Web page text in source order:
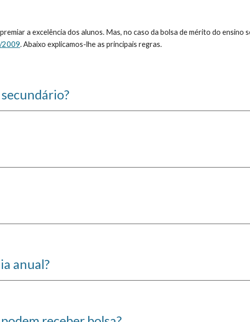
a excelência dos alunos. Mas, no caso da bolsa de mérito do ensino
2009. Abaixo explicamos-lhe as principais regras.
anual?